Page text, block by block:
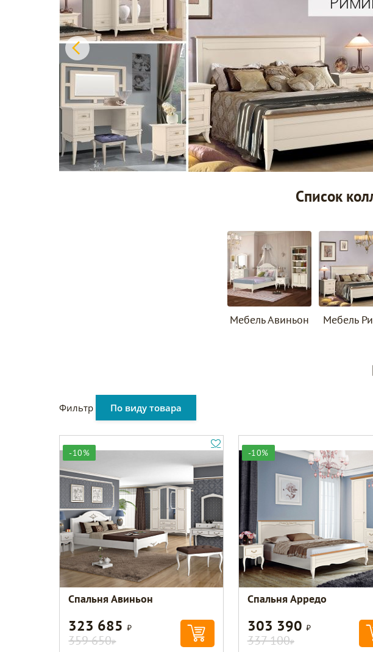
Список
Мебель Авиньон Мебель
Фильтр По виду товара
-10%
Спальня Авиньон
323 685Р
359 650Р
-10%
Спальня Арредо
303 390 Р
337 100Р